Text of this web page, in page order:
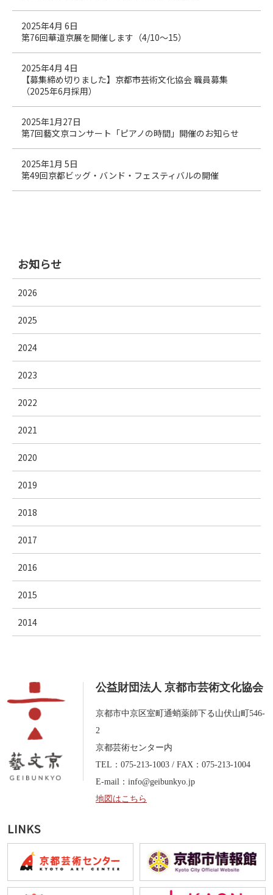
2025年4月 6日
第76回華道京展を開催します（4/10～15）
2025年4月 4日
【募集締め切りました】京都市芸術文化協会 職員募集
（2025年6月採用）
2025年1月27日
第7回藝文京コンサート「ピアノの時間」開催のお知らせ
2025年1月 5日
第49回京都ビッグ・バンド・フェスティバルの開催
お知らせ
2026
2025
2024
2023
2022
2021
2020
2019
2018
2017
2016
2015
2014
公益財団法人 京都市芸術文化協会
京都市中京区室町通蛸薬師下る山伏山町546-
2
京都芸術センター内
TEL：075-213-1003 / FAX：075-213-1004
E-mail： info@geibunkyo.jp
地図はこちら
LINKS